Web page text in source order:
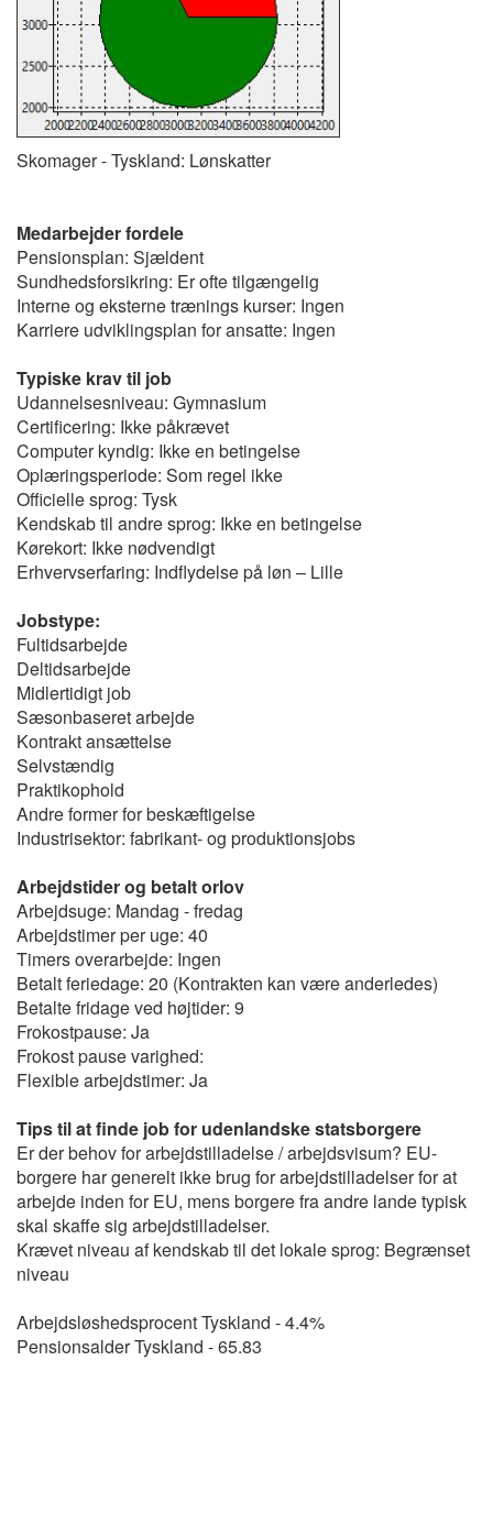
Skomager - Tyskland: Lønskatter
Medarbejder fordele
Pensionsplan: Sjældent
Sundhedsforsikring: Er ofte tilgængelig
Interne og eksterne trænings kurser: Ingen
Karriere udviklingsplan for ansatte: Ingen
Typiske krav til job
Udannelsesniveau: Gymnasium
Certificering: Ikke påkrævet
Computer kyndig: Ikke en betingelse
Oplæringsperiode: Som regel ikke
Officielle sprog: Tysk
Kendskab til andre sprog: Ikke en betingelse
Kørekort: Ikke nødvendigt
Erhvervserfaring: Indflydelse på løn – Lille
Jobstype:
Fultidsarbejde
Deltidsarbejde
Midlertidigt job
Sæsonbaseret arbejde
Kontrakt ansættelse
Selvstændig
Praktikophold
Andre former for beskæftigelse
Industrisektor: fabrikant- og produktionsjobs
Arbejdstider og betalt orlov
Arbejdsuge: Mandag - fredag
Arbejdstimer per uge: 40
Timers overarbejde: Ingen
Betalt feriedage: 20 (Kontrakten kan være anderledes)
Betalte fridage ved højtider: 9
Frokostpause: Ja
Frokost pause varighed:
Flexible arbejdstimer: Ja
Tips til at finde job for udenlandske statsborgere
Er der behov for arbejdstilladelse / arbejdsvisum? EU-
borgere har generelt ikke brug for arbejdstilladelser for at
arbejde inden for EU, mens borgere fra andre lande typisk
skal skaffe sig arbejdstilladelser.
Krævet niveau af kendskab til det lokale sprog: Begrænset
niveau
Arbejdsløshedsprocent Tyskland - 4.4%
Pensionsalder Tyskland - 65.83